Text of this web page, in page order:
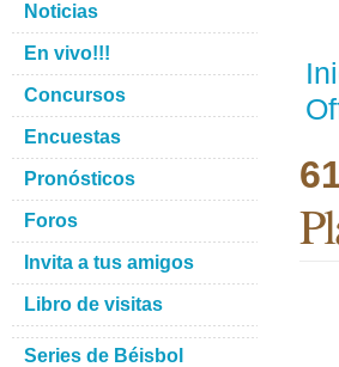
Noticias
En vivo!!!
Concursos
Encuestas
Pronósticos
Foros
Invita a tus amigos
Libro de visitas
Series de Béisbol